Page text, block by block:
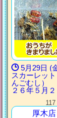
5月29日 (
スカーレッ
んごむし）
２６年５月
厚木店